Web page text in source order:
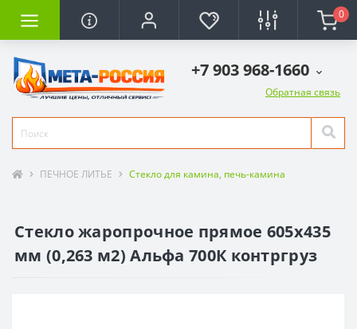
0
+7 903 968-1660
Обратная связь
ПЕЧНОЕ ЛИТЬЕ Стекло для камина, печь-камина
Стекло жаропрочное прямое 605x435
мм (0,263 м2) Альфа 700К контргруз